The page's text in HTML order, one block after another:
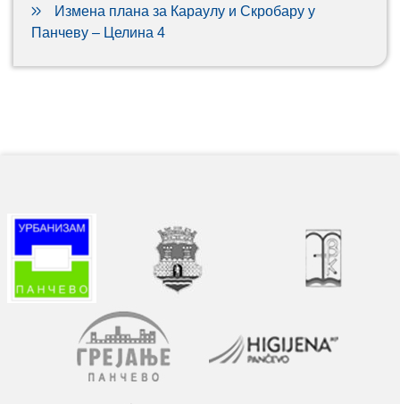
Измена плана за Караулу и Скробару у
Панчеву – Целина 4